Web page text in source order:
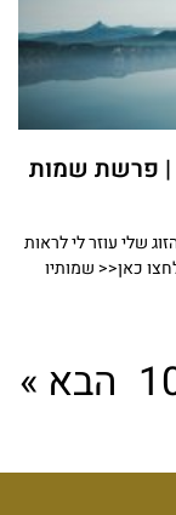
| פרשת שמות
שלי עוזר לי לראות
כאן<< שמותיו
הבא »